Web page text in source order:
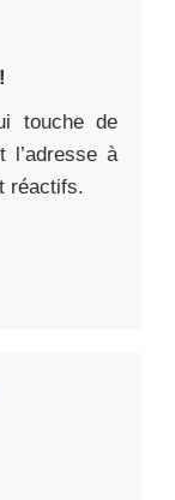
touche de
l’adresse à
réactifs.